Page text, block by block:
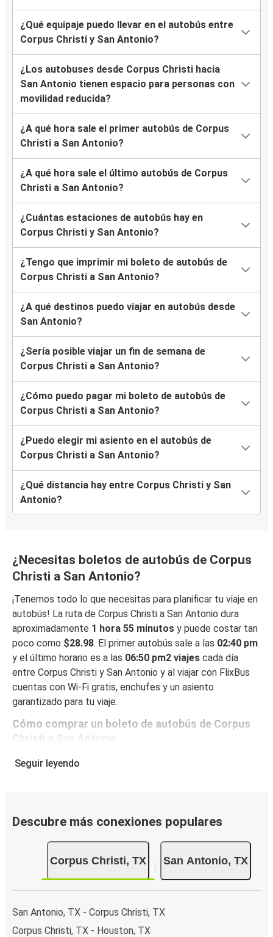
¿Qué equipaje puedo llevar en el autobús entre
Corpus Christi y San Antonio?
¿Los autobuses desde Corpus Christi hacia
San Antonio tienen espacio para personas con
movilidad reducida?
¿A qué hora sale el primer autobús de Corpus
Christi a San Antonio?
¿A qué hora sale el último autobús de Corpus
Christi a San Antonio?
¿Cuántas estaciones de autobús hay en
Corpus Christi y San Antonio?
¿Tengo que imprimir mi boleto de autobús de
Corpus Christi a San Antonio?
¿A qué destinos puedo viajar en autobús desde
San Antonio?
¿Sería posible viajar un fin de semana de
Corpus Christi a San Antonio?
¿Cómo puedo pagar mi boleto de autobús de
Corpus Christi a San Antonio?
¿Puedo elegir mi asiento en el autobús de
Corpus Christi a San Antonio?
¿Qué distancia hay entre Corpus Christi y San
Antonio?
¿Necesitas boletos de autobús de Corpus
Christi a San Antonio?
¡Tenemos todo lo que necesitas para planificar tu viaje en
autobús! La ruta de Corpus Christi a San Antonio dura
aproximadamente 1 hora 55 minutos y puede costar tan
poco como $28.98. El primer autobús sale a las 02:40 pm
y el último horario es a las 06:50 pm2 viajes cada día
entre Corpus Christi y San Antonio y al viajar con FlixBus
cuentas con Wi-Fi gratis, enchufes y un asiento
garantizado para tu viaje.
Cómo comprar un boleto de autobús de Corpus
Christi a San Antonio
Reservar un boleto con FlixBus es muy fácil: en este sitio
diferentes formas de pago en línea seguras, como tarjeta
Seguir leyendo
Descubre más conexiones populares
Corpus Christi, TX San Antonio, TX
San Antonio, TX - Corpus Christi, TX
Corpus Christi, TX - Houston, TX